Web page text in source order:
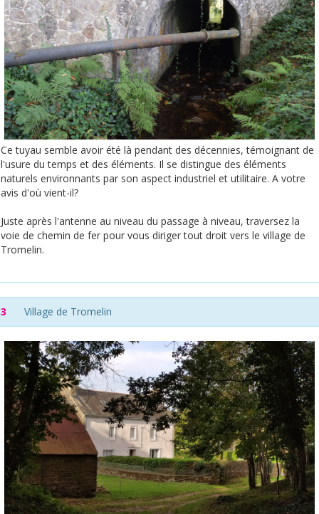
Ce tuyau semble avoir été là pendant des décennies, témoignant de
l'usure du temps et des éléments. Il se distingue des éléments
naturels environnants par son aspect industriel et utilitaire. A votre
avis d'où vient-il?
Juste après l'antenne au niveau du passage à niveau, traversez la
voie de chemin de fer pour vous diriger tout droit vers le village de
Tromelin.
3 Village de Tromelin